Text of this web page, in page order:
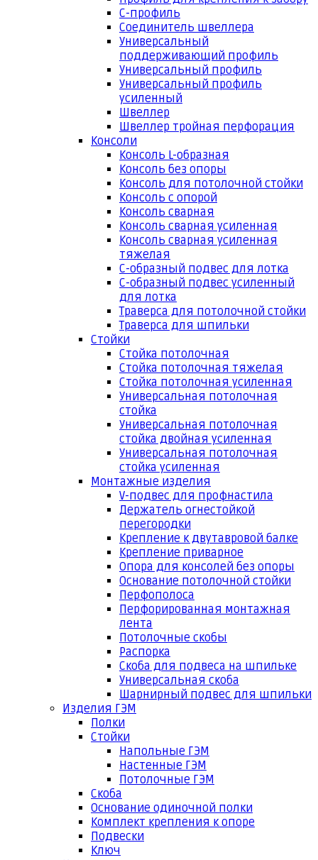
С-профиль
Соединитель швеллера
Универсальный
поддерживающий профиль
Универсальный профиль
Универсальный профиль
усиленный
Швеллер
Швеллер тройная перфорация
Консоли
Консоль L-образная
Консоль без опоры
Консоль для потолочной стойки
Консоль с опорой
Консоль сварная
Консоль сварная усиленная
Консоль сварная усиленная
тяжелая
С-образный подвес для лотка
С-образный подвес усиленный
для лотка
Траверса для потолочной стойки
Траверса для шпильки
Стойки
Стойка потолочная
Стойка потолочная тяжелая
Стойка потолочная усиленная
Универсальная потолочная
стойка
Универсальная потолочная
стойка двойная усиленная
Универсальная потолочная
стойка усиленная
Монтажные изделия
V-подвес для профнастила
Держатель огнестойкой
перегородки
Крепление к двутавровой балке
Крепление приварное
Опора для консолей без опоры
Основание потолочной стойки
Перфополоса
Перфорированная монтажная
лента
Потолочные скобы
Распорка
Скоба для подвеса на шпильке
Универсальная скоба
Шарнирный подвес для шпильки
Изделия ГЭМ
Полки
Стойки
Напольные ГЭМ
Настенные ГЭМ
Потолочные ГЭМ
Скоба
Основание одиночной полки
Комплект крепления к опоре
Подвески
Ключ